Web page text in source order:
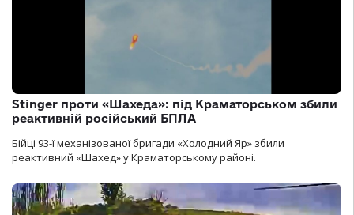
Stinger проти «Шахеда»: під Краматорськом збили
реактивній російський БПЛА
Бійці 93-ї механізованої бригади «Холодний Яр» збили
реактивний «Шахед» у Краматорському районі.